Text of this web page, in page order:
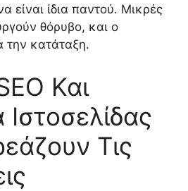
είναι ίδια παντού. Μικρές
θόρυβο, και ο
την κατάταξη.
Και
Τις